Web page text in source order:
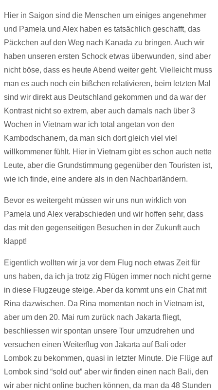
Hier in Saigon sind die Menschen um einiges angenehmer
und Pamela und Alex haben es tatsächlich geschafft, das
Päckchen auf den Weg nach Kanada zu bringen. Auch wir
haben unseren ersten Schock etwas überwunden, sind aber
nicht böse, dass es heute Abend weiter geht. Vielleicht muss
man es auch noch ein bißchen relativieren, beim letzten Mal
sind wir direkt aus Deutschland gekommen und da war der
Kontrast nicht so extrem, aber auch damals nach über 3
Wochen in Vietnam war ich total angetan von den
Kambodschanern, da man sich dort gleich viel viel
willkommener fühlt. Hier in Vietnam gibt es schon auch nette
Leute, aber die Grundstimmung gegenüber den Touristen ist,
wie ich finde, eine andere als in den Nachbarländern.
Bevor es weitergeht müssen wir uns nun wirklich von
Pamela und Alex verabschieden und wir hoffen sehr, dass
das mit den gegenseitigen Besuchen in der Zukunft auch
klappt!
Eigentlich wollten wir ja vor dem Flug noch etwas Zeit für
uns haben, da ich ja trotz zig Flügen immer noch nicht gerne
in diese Flugzeuge steige. Aber da kommt uns ein Chat mit
Rina dazwischen. Da Rina momentan noch in Vietnam ist,
aber um den 20. Mai rum zurück nach Jakarta fliegt,
beschliessen wir spontan unsere Tour umzudrehen und
versuchen einen Weiterflug von Jakarta auf Bali oder
Lombok zu bekommen, quasi in letzter Minute. Die Flüge auf
Lombok sind “sold out” aber wir finden einen nach Bali, den
wir aber nicht online buchen können, da man da 48 Stunden